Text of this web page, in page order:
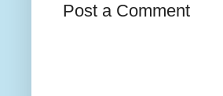
Post a Comment